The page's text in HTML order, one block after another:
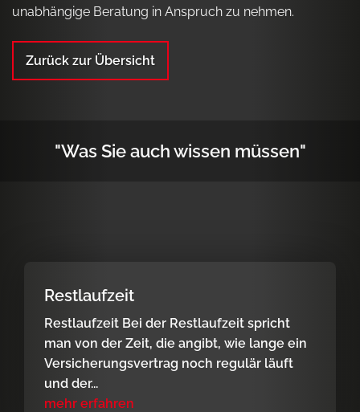
unabhängige Beratung in Anspruch zu nehmen.
Zurück zur Übersicht
"Was Sie auch wissen müssen"
Restlaufzeit
Restlaufzeit Bei der Restlaufzeit spricht
man von der Zeit, die angibt, wie lange ein
Versicherungsvertrag noch regulär läuft
und der...
mehr erfahren